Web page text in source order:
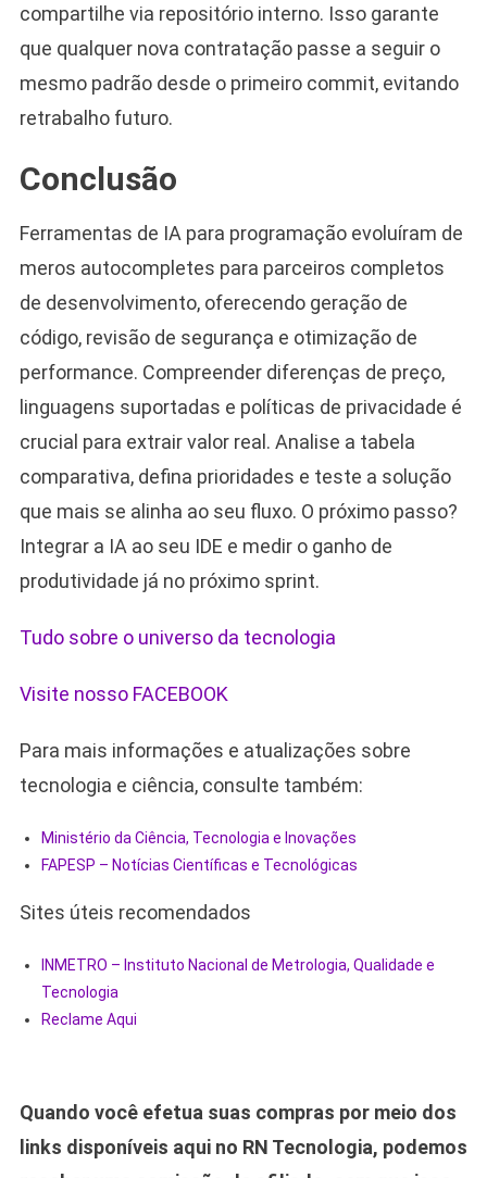
compartilhe via repositório interno. Isso garante
que qualquer nova contratação passe a seguir o
mesmo padrão desde o primeiro commit, evitando
retrabalho futuro.
Conclusão
Ferramentas de IA para programação evoluíram de
meros autocompletes para parceiros completos
de desenvolvimento, oferecendo geração de
código, revisão de segurança e otimização de
performance. Compreender diferenças de preço,
linguagens suportadas e políticas de privacidade é
crucial para extrair valor real. Analise a tabela
comparativa, defina prioridades e teste a solução
que mais se alinha ao seu fluxo. O próximo passo?
Integrar a IA ao seu IDE e medir o ganho de
produtividade já no próximo sprint.
Tudo sobre o universo da tecnologia
Visite nosso FACEBOOK
Para mais informações e atualizações sobre
tecnologia e ciência, consulte também:
Ministério da Ciência, Tecnologia e Inovações
FAPESP – Notícias Científicas e Tecnológicas
Sites úteis recomendados
INMETRO – Instituto Nacional de Metrologia, Qualidade e
Tecnologia
Reclame Aqui
Quando você efetua suas compras por meio dos
links disponíveis aqui no RN Tecnologia, podemos